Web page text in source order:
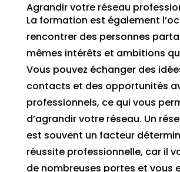
Agrandir votre réseau
La formation est également
rencontrer des personnes
mêmes intérêts et ambitions
Vous pouvez échanger des
contacts et des opportunités
professionnels, ce qui vous
d’agrandir votre réseau. Un
est souvent un facteur
réussite professionnelle, car il
de nombreuses portes et vous